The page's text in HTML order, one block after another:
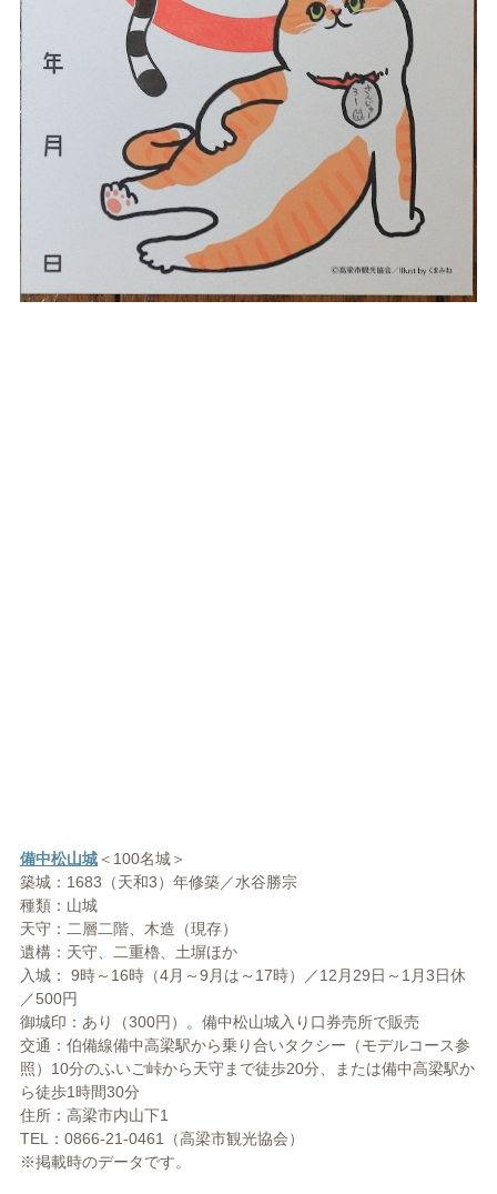
備中松山城＜100名城＞
築城：1683（天和3）年修築／水谷勝宗
種類：山城
天守：二層二階、木造（現存）
遺構：天守、二重櫓、土塀ほか
入城： 9時～16時（4月～9月は～17時）／12月29日～1月3日休
／500円
御城印：あり（300円）。備中松山城入り口券売所で販売
交通：伯備線備中高梁駅から乗り合いタクシー（モデルコース参
照）10分のふいご峠から天守まで徒歩20分、または備中高梁駅か
ら徒歩1時間30分
住所：高梁市内山下1
TEL：0866-21-0461（高梁市観光協会）
※掲載時のデータです。